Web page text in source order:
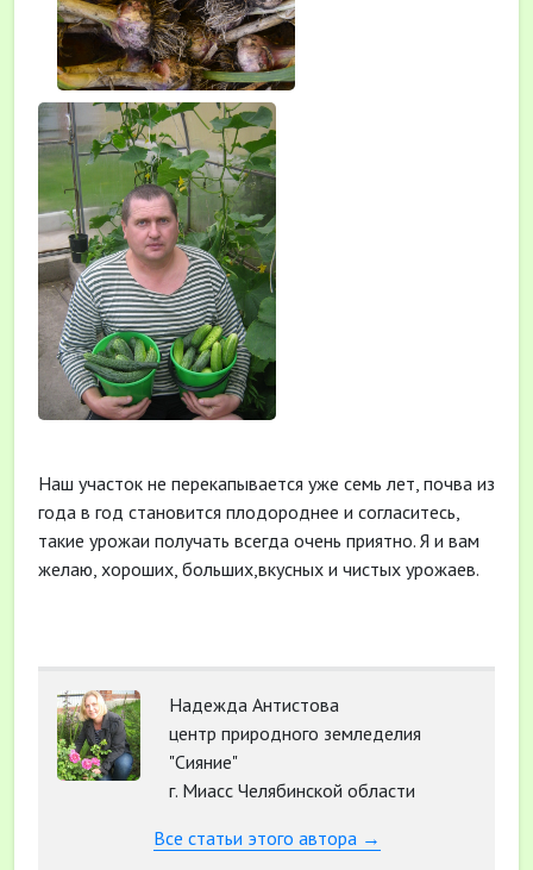
Наш участок не перекапывается уже семь лет, почва из
года в год становится плодороднее и согласитесь,
такие урожаи получать всегда очень приятно. Я и вам
желаю, хороших, больших,вкусных и чистых урожаев.
Надежда Антистова
центр природного земледелия
"Сияние"
г. Миасс Челябинской области
Все статьи этого автора →